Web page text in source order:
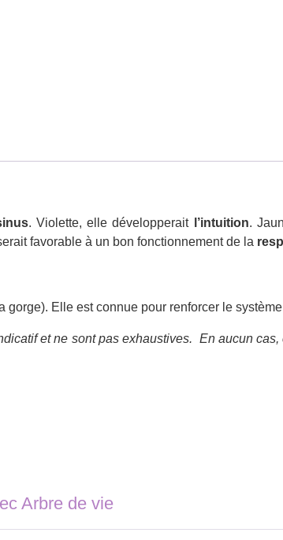
. Violette, elle développerait l’intuition.
favorable à un bon fonctionnement de la
gorge). Elle est connue pour renforcer le
et ne sont pas exhaustives. En aucun
Arbre de vie